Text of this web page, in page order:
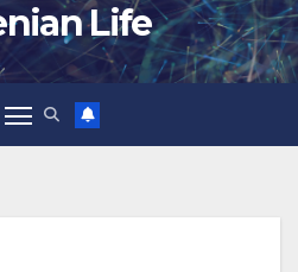
Life